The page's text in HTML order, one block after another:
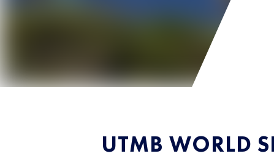
UTMB WORLD